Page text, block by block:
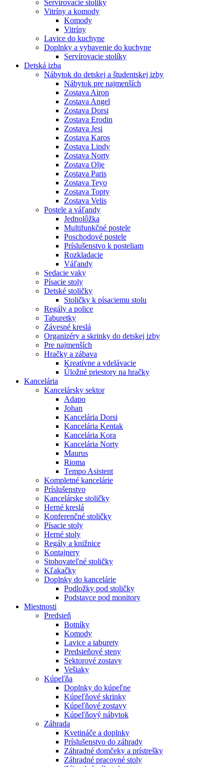
Servírovacie stolíky
Vitríny a komody
Komody
Vitríny
Lavice do kuchyne
Doplnky a vybavenie do kuchyne
Servírovacie stolíky
Detská izba
Nábytok do detskej a študentskej izby
Nábytok pre najmenších
Zostava Airon
Zostava Angel
Zostava Dorsi
Zostava Erodin
Zostava Jesi
Zostava Karos
Zostava Lindy
Zostava Norty
Zostava Olje
Zostava Paris
Zostava Teyo
Zostava Topty
Zostava Velis
Postele a váľandy
Jednolôžka
Multifunkčné postele
Poschodové postele
Príslušenstvo k posteliam
Rozkladacie
Váľandy
Sedacie vaky
Písacie stoly
Detské stoličky
Stoličky k písaciemu stolu
Regály a police
Taburetky
Závesné kreslá
Organizéry a skrinky do detskej izby
Pre najmenších
Hračky a zábava
Kreatívne a vdelávacie
Úložné priestory na hračky
Kancelária
Kancelársky sektor
Adapo
Johan
Kancelária Dorsi
Kancelária Kentak
Kancelária Kora
Kancelária Norty
Maurus
Rioma
Tempo Asistent
Kompletné kancelárie
Príslušenstvo
Kancelárske stoličky
Herné kreslá
Konferenčné stoličky
Písacie stoly
Herné stoly
Regály a knižnice
Kontajnery
Stohovateľné stoličky
Kľakačky
Doplnky do kancelárie
Podložky pod stoličky
Podstavce pod monitory
Miestnosti
Predsieň
Botníky
Komody
Lavice a taburety
Predsieňové steny
Sektorové zostavy
Vešiaky
Kúpeľňa
Doplnky do kúpeľne
Kúpeľňové skrinky
Kúpeľňové zostavy
Kúpeľňový nábytok
Záhrada
Kvetináče a doplnky
Príslušenstvo do záhrady
Záhradné domčeky a prístrešky
Záhradné pracovné stoly